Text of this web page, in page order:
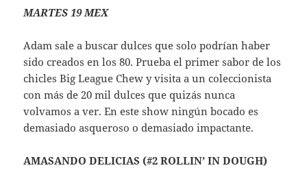
MARTES 19 MEX
Adam sale a buscar dulces que solo podrían haber
sido creados en los ´80. Prueba el primer sabor de los
chicles Big League Chew y visita a un coleccionista
con más de 20 mil dulces que quizás nunca
volvamos a ver. En este show ningún bocado es
demasiado asqueroso o demasiado impactante.
AMASANDO DELICIAS (#2 ROLLIN’ IN DOUGH)